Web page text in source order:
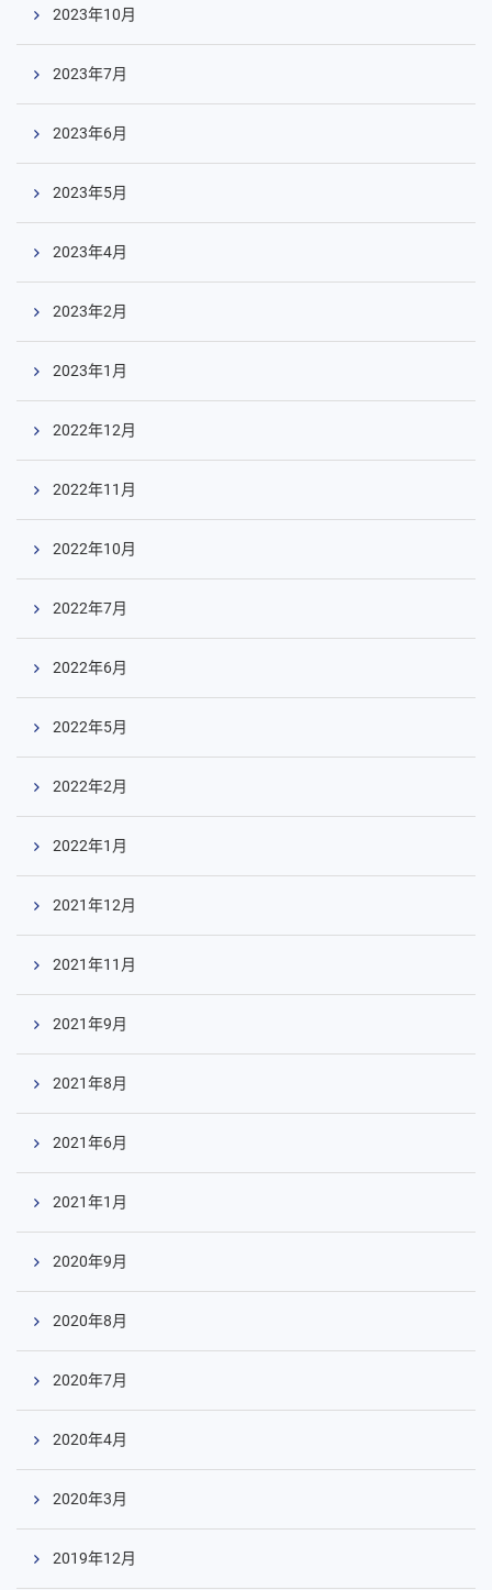
2023年10月
2023年7月
2023年6月
2023年5月
2023年4月
2023年2月
2023年1月
2022年12月
2022年11月
2022年10月
2022年7月
2022年6月
2022年5月
2022年2月
2022年1月
2021年12月
2021年11月
2021年9月
2021年8月
2021年6月
2021年1月
2020年9月
2020年8月
2020年7月
2020年4月
2020年3月
2019年12月